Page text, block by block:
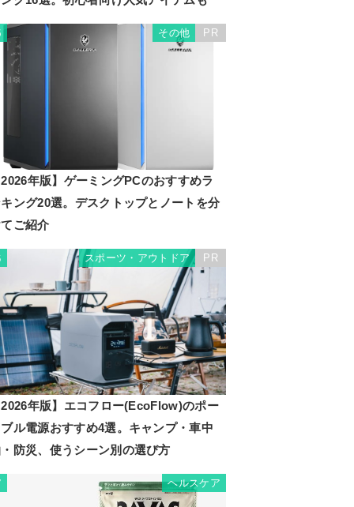
その他 PR
年版】ゲーミングPCのおすすめラ
ング20選。デスクトップとノートを分
ご紹介
スポーツ・アウトドア PR
年版】エコフロー(EcoFlow)のポー
ル電源おすすめ4選。キャンプ・車中
防災、使うシーン別の選び方
ヘルスケア